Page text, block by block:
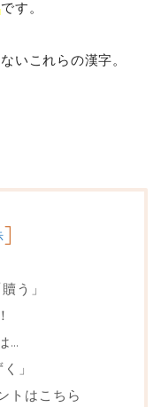
です。
いこれらの漢字。
]
う」
…
」
トはこちら